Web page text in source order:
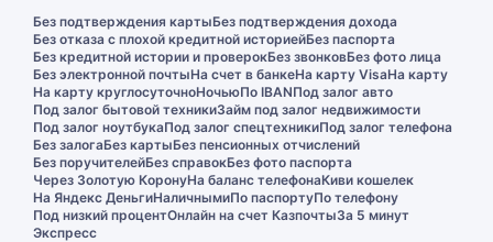
Без подтверждения картыБез подтверждения дохода
Без отказа с плохой кредитной историейБез паспорта
Без кредитной истории и проверокБез звонковБез фото лица
Без электронной почтыНа счет в банкеНа карту VisaНа карту
На карту круглосуточноНочьюПо IBANПод залог авто
Под залог бытовой техникиЗайм под залог недвижимости
Под залог ноутбукаПод залог спецтехникиПод залог телефона
Без залогаБез картыБез пенсионных отчислений
Без поручителейБез справокБез фото паспорта
Через Золотую КоронуНа баланс телефонаКиви кошелек
На Яндекс ДеньгиНаличнымиПо паспортуПо телефону
Под низкий процентОнлайн на счет КазпочтыЗа 5 минут
Экспресс